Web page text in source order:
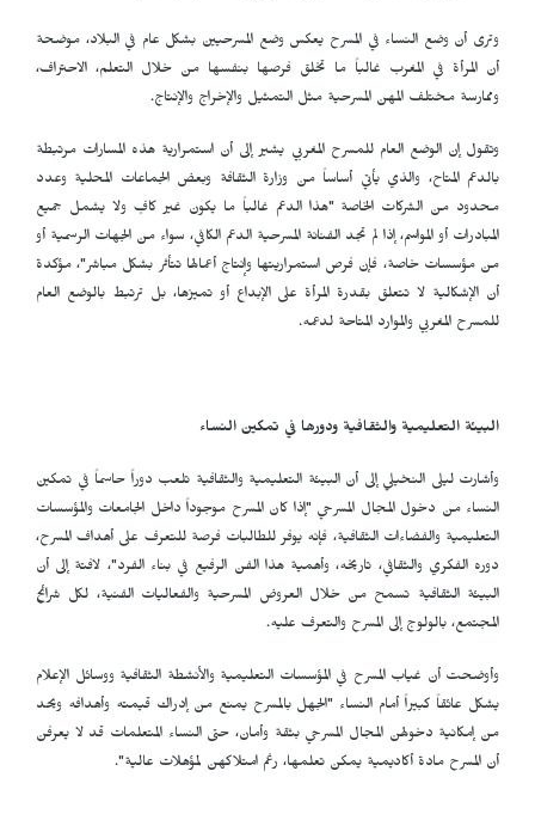
وترى أن وضع النساء في المسرح يعكس وضع المسرحيين بشكل عام في البلاد، موضحة
أن المرأة في المغرب غالباً ما تخلق فرصها بنفسها من خلال التعلم، الاحتراف،
وممارسة مختلف المهن المسرحية مثل التمثيل والإخراج والإنتاج.
وتقول إن الوضع العام للمسرح المغربي يشير إلى أن استمرارية هذه المسارات مرتبطة
بالدعم المتاح، والذي يأتي أساساً من وزارة الثقافة وبعض الجماعات المحلية وعدد
محدود من الشركات الخاصة "هذا الدعم غالباً ما يكون غير كافٍ ولا يشمل جميع
المبادرات أو المواسم، إذا لم تجد الفنانة المسرحية الدعم الكافي، سواء من الجهات الرسمية أو
من مؤسسات خاصة، فإن فرص استمراريتها وإنتاج أعمالها تتأثر بشكل مباشر"، مؤكدة
أن الإشكالية لا تتعلق بقدرة المرأة على الإبداع أو تميزها، بل ترتبط بالوضع العام
للمسرح المغربي والموارد المتاحة لدعمه.
البيئة التعليمية والثقافية ودورها في تمكين النساء
وأشارت ليلى النخيلي إلى أن البيئة التعليمية والثقافية تلعب دوراً حاسماً في تمكين
النساء من دخول المجال المسرحي "إذا كان المسرح موجوداً داخل الجامعات والمؤسسات
التعليمية والفضاءات الثقافية، فإنه يوفر للطالبات فرصة للتعرف على أهداف المسرح،
دوره الفكري والثقافي، تاريخه، وأهمية هذا الفن الرفيع في بناء الفرد"، لافتة إلى أن
البيئة الثقافية تسمح من خلال العروض المسرحية والفعاليات الفنية، لكل شرائح
المجتمع، بالولوج إلى المسرح والتعرف عليه.
وأوضحت أن غياب المسرح في المؤسسات التعليمية والأنشطة الثقافية ووسائل الإعلام
يشكل عائقاً كبيراً أمام النساء "الجهل بالمسرح يمنع من إدراك قيمته وأهدافه ويحد
من إمكانية دخولهن المجال المسرحي بثقة وأمان، حتى النساء المتعلمات قد لا يعرفن
أن المسرح مادة أكاديمية يمكن تعلمها، رغم امتلاكهن لمؤهلات عالية".